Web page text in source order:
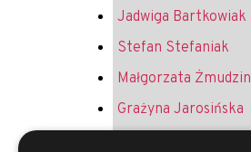
Jadwiga Bartkowiak
Stefan Stefaniak
Małgorzata Żmudzin
Grażyna Jarosińska